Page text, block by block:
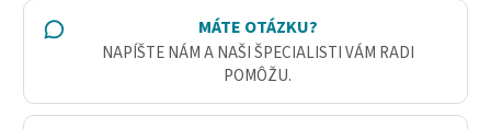
MÁTE OTÁZKU?
NAPÍŠTE NÁM A NAŠI ŠPECIALISTI VÁM RADI
POMÔŽU.